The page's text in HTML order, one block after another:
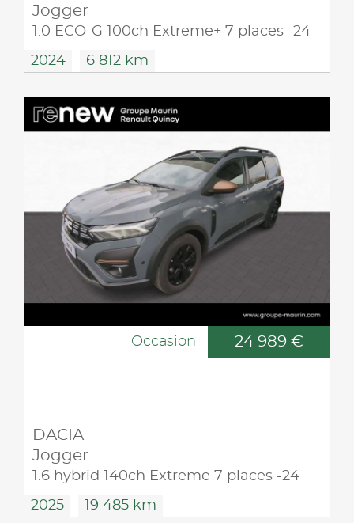
Jogger
1.0 ECO-G 100ch Extreme+ 7 places -24
2024 6 812 km
Occasion 24 989 €
DACIA
Jogger
1.6 hybrid 140ch Extreme 7 places -24
2025 19 485 km